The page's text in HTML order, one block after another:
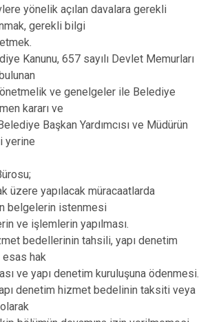
yönelik açılan davalara gerekli
gerekli bilgi
Kanunu, 657 sayılı Devlet Memurları
ve genelgeler ile Belediye
kararı ve
Başkan Yardımcısı ve Müdürün
yerine
üzere yapılacak müracaatlarda
belgelerin istenmesi
ve işlemlerin yapılması.
bedellerinin tahsili, yapı denetim
hak
ve yapı denetim kuruluşuna ödenmesi.
denetim hizmet bedelinin taksiti veya